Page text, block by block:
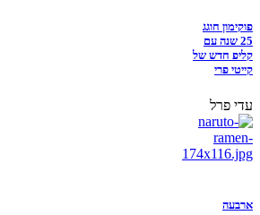
פוקימון חוגג
25 שנה עם
קליפ חדש של
קייטי פרי
עדי פרל
ארבעה